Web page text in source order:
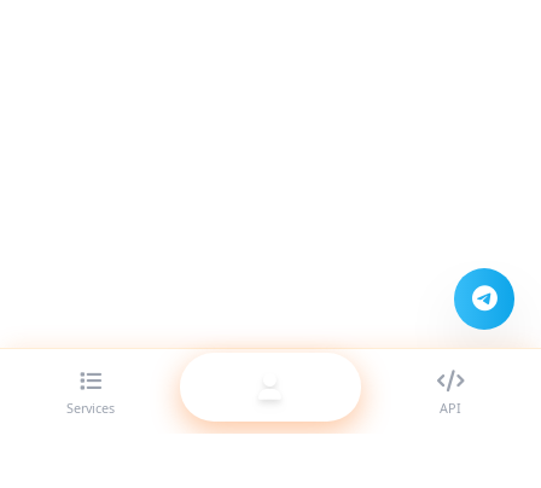
Services API